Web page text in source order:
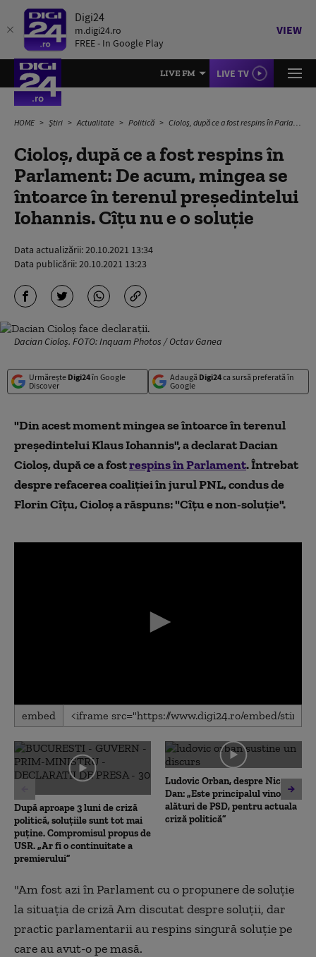
Digi24
m.digi24.ro
FREE - In Google Play
VIEW
LIVE FM LIVE TV
HOME Știri Actualitate Politică Cioloș, după ce a fost respins în Parlament: De acum, mingea se întoarce în terenul președintelui Iohannis. Cîțu nu e o soluție
Cioloș, după ce a fost respins în
Parlament: De acum, mingea se
întoarce în terenul președintelui
Iohannis. Cîțu nu e o soluție
Data actualizării:20.10.2021 13:34
Data publicării:20.10.2021 13:23
Dacian Cioloș. FOTO: Inquam Photos / Octav Ganea
Urmărește Digi24în Google
Discover
Adaugă Digi24ca sursă preferată în
Google
"Din acest moment mingea se întoarce în terenul
președintelui Klaus Iohannis", a declarat Dacian
Cioloș, după ce a fostrespins în Parlament. Întrebat
despre refacerea coaliției în jurul PNL, condus de
Florin Cîțu, Cioloș a răspuns: "Cîțu e non-soluție".
0
seconds
0
seconds
embed
După aproape 3 luni de criză
politică, soluțiile sunt tot mai
puține. Compromisul propus de
USR. „Ar fi o continuitate a
premierului”
Ludovic Orban, despre Nicușor
Dan: „Este principalul vinovat,
alături de PSD, pentru actuala
criză politică”
"Am fost azi în Parlament cu o propunere de soluție
la situația de criză Am discutat despre soluții, dar
practic parlamentarii au respins singură soluție pe
care au avut-o pe masă.